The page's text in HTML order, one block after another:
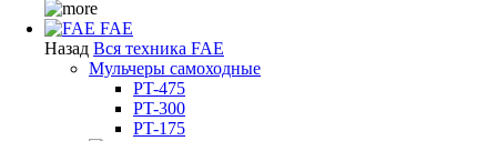
FAE
Назад Вся техника FAE
Мульчеры самоходные
PT-475
PT-300
PT-175